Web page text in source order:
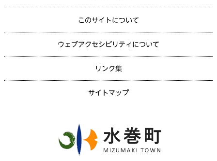
このサイトについて
ウェブアクセシビリティについて
リンク集
サイトマップ